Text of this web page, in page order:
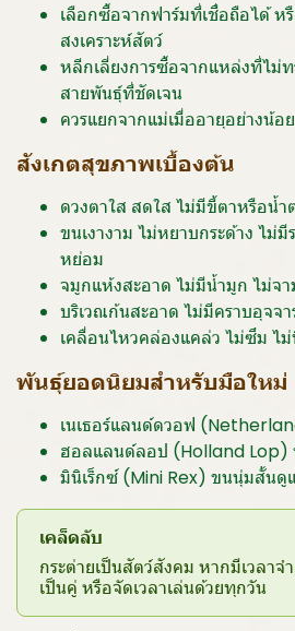
เลือกซื้อจากฟาร์มที่เชื่อถือได้ ห
สงเคราะห์สัตว์
หลีกเลี่ยงการซื้อจากแหล่งที่ไม่ท
สายพันธุ์ที่ชัดเจน
ควรแยกจากแม่เมื่ออายุอย่างน้
สังเกตสุขภาพเบื้องต้น
ดวงตาใส สดใส ไม่มีขี้ตาหรือน้ำ
ขนเงางาม ไม่หยาบกระด้าง ไม่
หย่อม
จมูกแห้งสะอาด ไม่มีน้ำมูก ไม่จ
บริเวณก้นสะอาด ไม่มีคราบอุจจา
เคลื่อนไหวคล่องแคล่ว ไม่ซึม ไ
พันธุ์ยอดนิยมสำหรับมือใหม่
เนเธอร์แลนด์ดวอฟ
ฮอลแลนด์ลอป (Holland Lop)
มินิเร็กซ์ (Mini Rex) ขนนุ่มสั้นดู
เคล็ดลับ
กระต่ายเป็นสัตว์สังคม หากมีเวลาจ
เป็นคู่ หรือจัดเวลาเล่นด้วยทุกวัน